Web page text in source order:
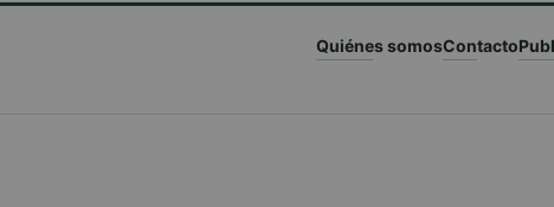
Quiénes somosContacto